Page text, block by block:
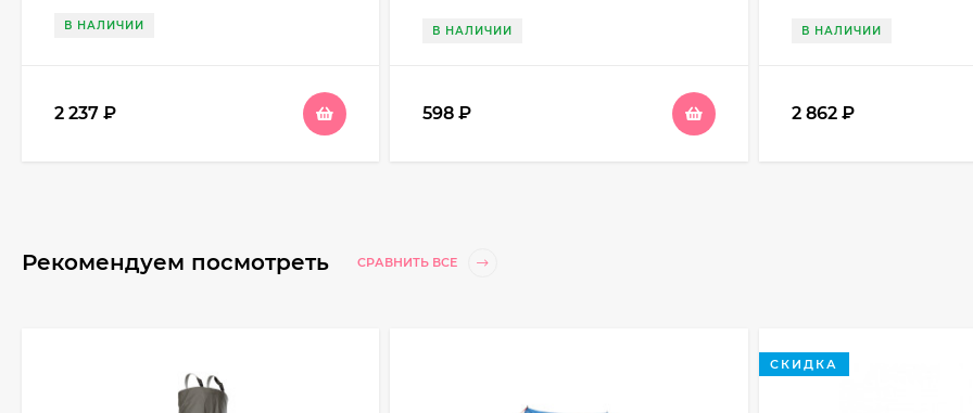
В НАЛИЧИИ
2 237 ₽
В НАЛИЧИИ
598₽
В НАЛИЧИИ
2 862 ₽
Рекомендуем посмотреть СРАВНИТЬ ВСЕ
СКИДКА